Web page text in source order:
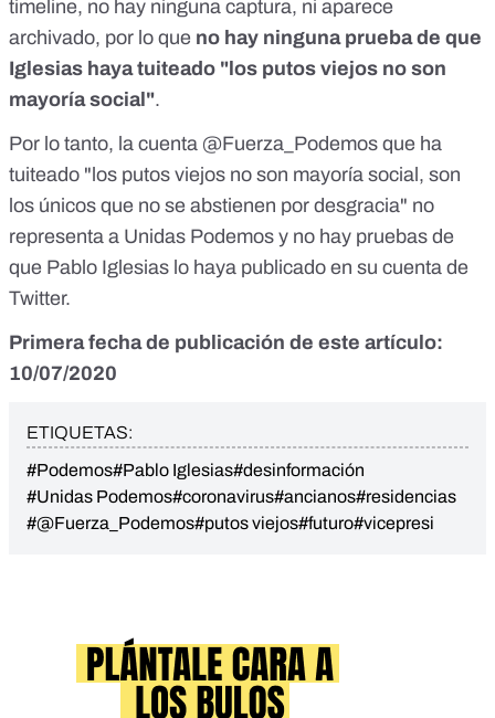
timeline, no hay ninguna captura, ni aparece
archivado, por lo que no hay ninguna prueba de que
Iglesias haya tuiteado "los putos viejos no son
mayoría social".
Por lo tanto, la cuenta @Fuerza_Podemos que ha
tuiteado "los putos viejos no son mayoría social, son
los únicos que no se abstienen por desgracia" no
representa a Unidas Podemos y no hay pruebas de
que Pablo Iglesias lo haya publicado en su cuenta de
Twitter.
Primera fecha de publicación de este artículo:
10/07/2020
ETIQUETAS:
#Podemos#Pablo Iglesias#desinformación
#Unidas Podemos#coronavirus#ancianos#residencias
#@Fuerza_Podemos#putos viejos#futuro#vicepresi